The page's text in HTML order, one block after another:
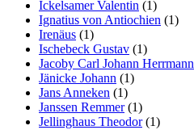
Ickelsamer Valentin (1)
Ignatius von Antiochien (1)
Irenäus (1)
Ischebeck Gustav (1)
Jacoby Carl Johann Herrmann
Jänicke Johann (1)
Jans Anneken (1)
Janssen Remmer(1)
Jellinghaus Theodor(1)